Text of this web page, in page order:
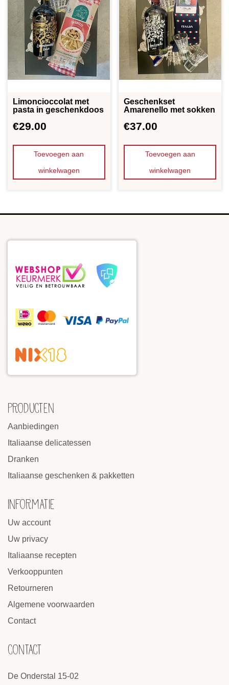
Limoncioccolat met
pasta in geschenkdoos
€29.00
Toevoegen aan
winkelwagen
Geschenkset
Amarenello met sokken
€37.00
Toevoegen aan
winkelwagen
PRODUCTEN
Aanbiedingen
Italiaanse delicatessen
Dranken
Italiaanse geschenken & pakketten
INFORMATIE
Uw account
Uw privacy
Italiaanse recepten
Verkooppunten
Retourneren
Algemene voorwaarden
Contact
CONTACT
De Onderstal 15-02